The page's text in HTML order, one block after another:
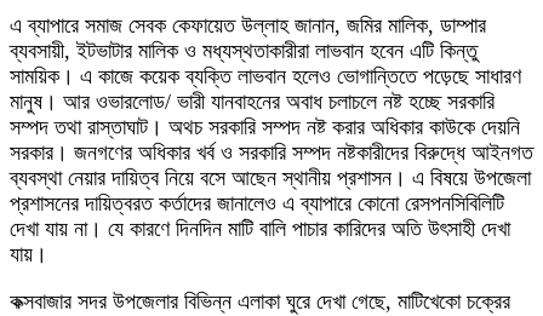
এ ব্যাপারে সমাজ সেবক কেফায়েত উল্লাহ জানান, জমির মালিক, ডাম্পার
ব্যবসায়ী, ইটভাটার মালিক ও মধ্যস্থতাকারীরা লাভবান হবেন এটি কিন্তু
সাময়িক। এ কাজে কয়েক ব্যক্তি লাভবান হলেও ভোগান্তিতে পড়েছে সাধারণ
মানুষ। আর ওভারলোড/ ভারী যানবাহনের অবাধ চলাচলে নষ্ট হচ্ছে সরকারি
সম্পদ তথা রাস্তাঘাট। অথচ সরকারি সম্পদ নষ্ট করার অধিকার কাউকে দেয়নি
সরকার। জনগণের অধিকার খর্ব ও সরকারি সম্পদ নষ্টকারীদের বিরুদ্ধে আইনগত
ব্যবস্থা নেয়ার দায়িত্ব নিয়ে বসে আছেন স্থানীয় প্রশাসন। এ বিষয়ে উপজেলা
প্রশাসনের দায়িত্বরত কর্তাদের জানালেও এ ব্যাপারে কোনো রেসপনসিবিলিটি
দেখা যায় না। যে কারণে দিনদিন মাটি বালি পাচার কারিদের অতি উৎসাহী দেখা
যায়।
কক্সবাজার সদর উপজেলার বিভিন্ন এলাকা ঘুরে দেখা গেছে, মাটিখেকো চক্রের